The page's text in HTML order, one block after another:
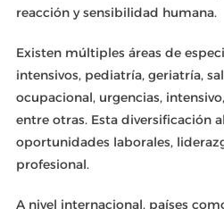
reacción y sensibilidad humana.
Existen múltiples áreas de
intensivos, pediatría, geriatría,
ocupacional, urgencias,
entre otras. Esta diversificación
oportunidades laborales,
profesional.
A nivel internacional, países